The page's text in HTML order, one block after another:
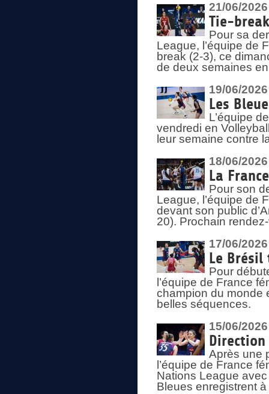
21/06/2026
Tie-
Pour sa
League, l’équipe de
break (2-3), ce
de deux semaines
19/06/2026
Les
L’équipe
vendredi en
leur semaine contre
18/06/2026
La
Pour son
League, l’équipe de
devant son public
20). Prochain
17/06/2026
Le
Pour
l’équipe de France
champion du monde
belles séquences.
15/06/2026
Après une
l’équipe de France
Nations League
Bleues enregistrent